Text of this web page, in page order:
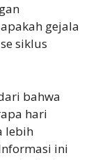
gejala
siklus
bahwa
hari
lebih
ini